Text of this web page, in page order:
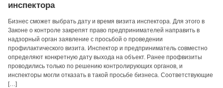
инспектора
Бизнес сможет выбрать дату и время визита инспектора. Для этого в
Законе о контроле закрепят право предпринимателей направить в
надзорный орган заявление с просьбой о проведении
профилактического визита. Инспектор и предприниматель совместно
определяют конкретную дату выхода на объект. Ранее профвизиты
проводились только по решению контролирующих органов, и
инспекторы могли отказать в такой просьбе бизнеса. Соответствующие
[…]